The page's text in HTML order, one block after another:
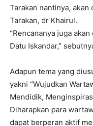
Tarakan nantinya,
Tarakan, dr Khairul.
“Rencananya juga
Datu Iskandar,”
Adapun tema yang
yakni “Wujudkan
Mendidik,
Diharapkan para
dapat berperan aktif